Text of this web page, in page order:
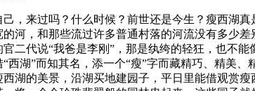
，来过吗？什么时候？前世还是今生？瘦西湖
河，和那些流过许多普通村落的河流没有多少
二代说“我爸是李刚”，那是纨绔的轻狂，也不
湖”而知其名，添一个“瘦”字而藏精巧、精美
湖的美景，沿湖买地建园子，平日里能借观赏